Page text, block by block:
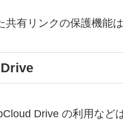
有リンクの保護機能
Drive の利用など